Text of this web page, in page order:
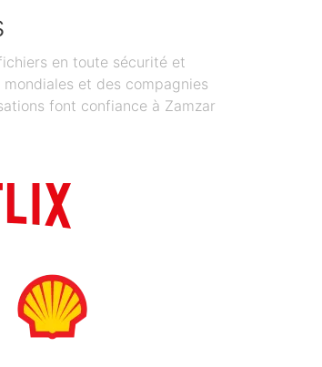
en toute sécurité et
et des compagnies
font confiance à Zamzar